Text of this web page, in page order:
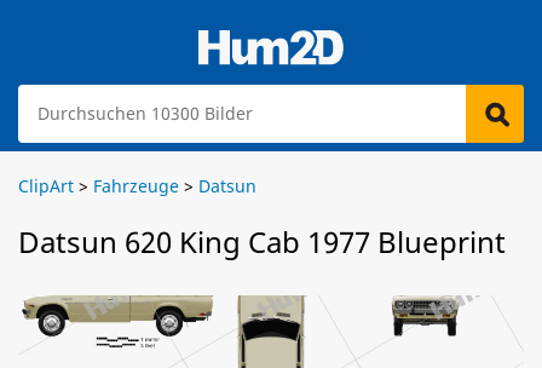
ClipArt > Fahrzeuge > Datsun
Datsun 620 King Cab 1977 Blueprint